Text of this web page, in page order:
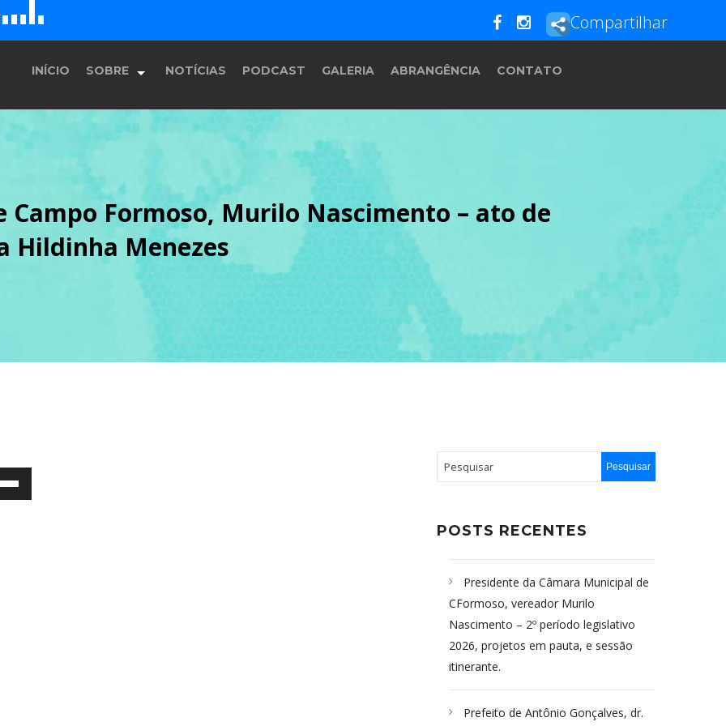
E F G Compartilhar
INÍCIO SOBRE
História
Equipe
Programação
NOTÍCIAS PODCAST GALERIA ABRANGÊNCIA CONTATO
Campo Formoso, Murilo Nascimento – ato de
Hildinha Menezes
POSTS RECENTES
Presidente da Câmara Municipal de
CFormoso, vereador Murilo
Nascimento – 2º período legislativo
2026, projetos em pauta, e sessão
itinerante.
Prefeito de Antônio Gonçalves, dr.